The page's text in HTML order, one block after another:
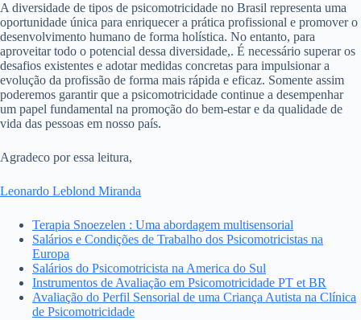
A diversidade de tipos de psicomotricidade no Brasil representa uma
oportunidade única para enriquecer a prática profissional e promover o
desenvolvimento humano de forma holística. No entanto, para
aproveitar todo o potencial dessa diversidade,. É necessário superar os
desafios existentes e adotar medidas concretas para impulsionar a
evolução da profissão de forma mais rápida e eficaz. Somente assim
poderemos garantir que a psicomotricidade continue a desempenhar
um papel fundamental na promoção do bem-estar e da qualidade de
vida das pessoas em nosso país.
Agradeco por essa leitura,
Leonardo Leblond Miranda
Terapia Snoezelen : Uma abordagem multisensorial
Salários e Condições de Trabalho dos Psicomotricistas na
Europa
Salários do Psicomotricista na America do Sul
Instrumentos de Avaliação em Psicomotricidade PT et BR
Avaliação do Perfil Sensorial de uma Criança Autista na Clínica
de Psicomotricidade